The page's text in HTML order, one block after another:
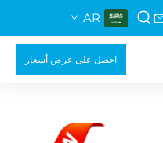
AR
احصل على عرض أسعار